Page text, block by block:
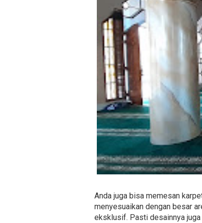
Anda juga bisa memesan
menyesuaikan dengan besar
eksklusif. Pasti desainnya juga